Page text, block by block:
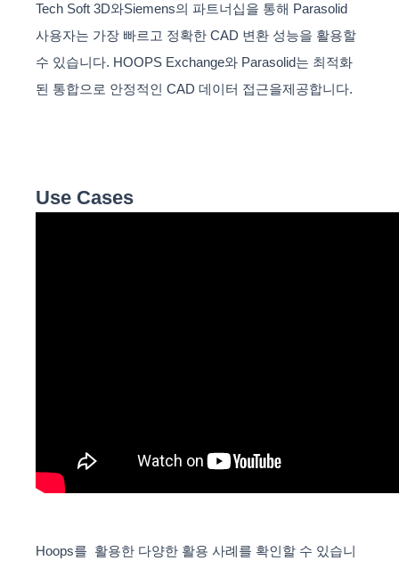
Tech Soft 3D와Siemens의 파트너십을 통해 Parasolid
사용자는 가장 빠르고 정확한 CAD 변환 성능을 활용할
수 있습니다. HOOPS Exchange와 Parasolid는 최적화
된 통합으로 안정적인 CAD 데이터 접근을제공합니다.
Use Cases
Hoops를 활용한 다양한 활용 사례를 확인할 수 있습니